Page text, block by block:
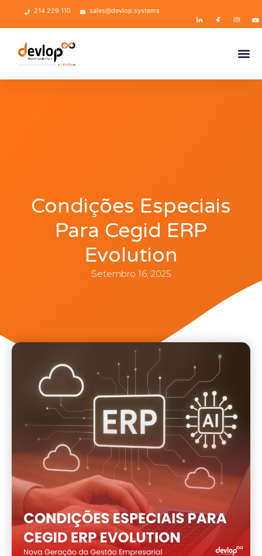
214 229 110 sales@devlop.systems
Condições Especiais
Para Cegid ERP
Evolution
Setembro 16, 2025